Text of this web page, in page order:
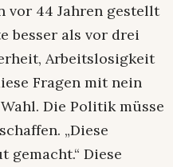
vor 44 Jahren gestellt
besser als vor drei
Arbeitslosigkeit
Fragen mit nein
Die Politik müsse
„Diese
gemacht.“ Diese